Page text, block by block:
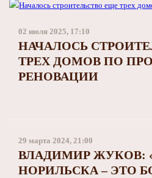
02 июля 2025, 17:10
НАЧАЛОСЬ
ТРЕХ ДОМОВ ПО
РЕНОВАЦИИ
29 марта 2024, 21:00
ВЛАДИМИР ЖУКОВ:
НОРИЛЬСКА – ЭТО